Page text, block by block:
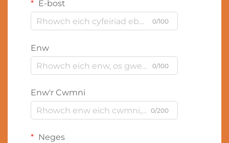
E-bost
0/100
Enw
0/100
Enw'r Cwmni
0/200
Neges